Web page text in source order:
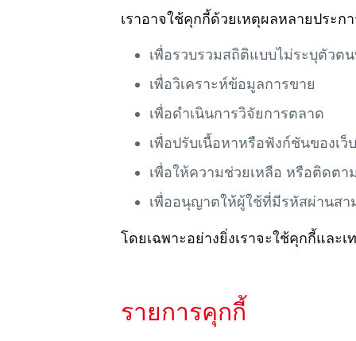
เราอาจใช้คุกกี้ด้วยเหตุผลหลายประ
เพื่อรวบรวมสถิติแบบไม่ระบุตัวต
เพื่อวิเคราะห์ข้อมูลการขาย
เพื่อดำเนินการวิจัยการตลาด
เพื่อปรับเนื้อหาหรือฟังก์ชันของเว็
เพื่อให้ความช่วยเหลือ หรือติดตา
เพื่ออนุญาตให้ผู้ใช้ที่มีรหัสผ่านสา
โดยเฉพาะอย่างยิ่งเราจะใช้คุกกี้และ
รายการคุกกี้